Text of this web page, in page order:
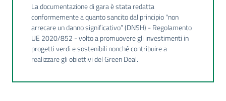
La documentazione di gara è stata redatta
conformemente a quanto sancito dal principio "non
arrecare un danno significativo” (DNSH) - Regolamento
UE 2020/852 - volto a promuovere gli investimenti in
progetti verdi e sostenibili nonché contribuire a
realizzare gli obiettivi del Green Deal.